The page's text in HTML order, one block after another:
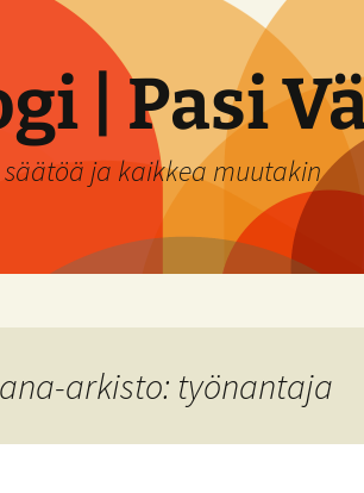
| Pasi
säätöä ja kaikkea muutakin
arkisto: työnantaja